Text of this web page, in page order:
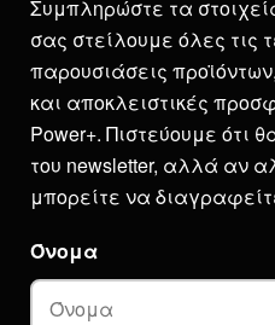
Συμπληρώστε τα
σας στείλουμε όλες τις
παρουσιάσεις
και αποκλειστικές
Power+. Πιστεύουμε ότι
του newsletter, αλλά αν
μπορείτε να
Όνομα